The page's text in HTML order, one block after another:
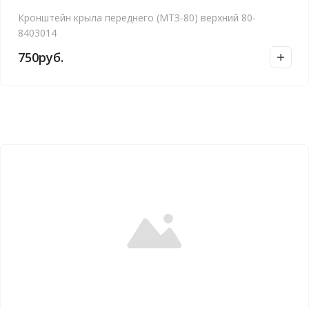
Кронштейн крыла переднего (МТЗ-80) верхний 80-
8403014
750руб.